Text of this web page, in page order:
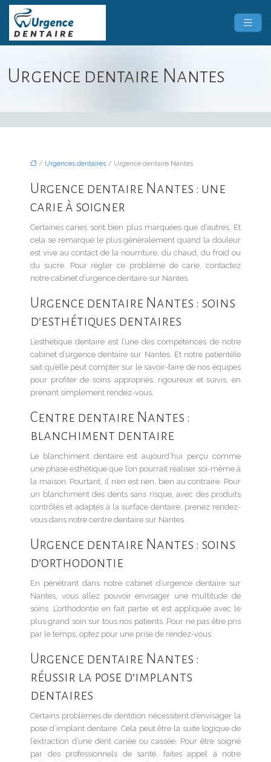
Urgence dentaire Nantes
/ Urgences dentaires / Urgence dentaire Nantes
Urgence dentaire Nantes : une
carie à soigner
Certaines caries sont bien plus marquées que d’autres. Et
cela se remarque le plus généralement quand la douleur
est vive au contact de la nourriture, du chaud, du froid ou
du sucre. Pour régler ce problème de carie, contactez
notre cabinet d’urgence dentaire sur Nantes.
Urgence dentaire Nantes : soins
d’esthétiques dentaires
L’esthétique dentaire est l’une des compétences de notre
cabinet d’urgence dentaire sur Nantes. Et notre patientèle
sait qu’elle peut compter sur le savoir-faire de nos équipes
pour profiter de soins appropriés, rigoureux et suivis, en
prenant simplement rendez-vous.
Centre dentaire Nantes :
blanchiment dentaire
Le blanchiment dentaire est aujourd’hui perçu comme
une phase esthétique que l’on pourrait réaliser soi-même à
la maison. Pourtant, il n’en est rien, bien au contraire. Pour
un blanchiment des dents sans risque, avec des produits
contrôlés et adaptés à la surface dentaire, prenez rendez-
vous dans notre centre dentaire sur Nantes.
Urgence dentaire Nantes : soins
d’orthodontie
En pénétrant dans notre cabinet d’urgence dentaire sur
Nantes, vous allez pouvoir envisager une multitude de
soins. L’orthodontie en fait partie et est appliquée avec le
plus grand soin sur tous nos patients. Pour ne pas être pris
par le temps, optez pour une prise de rendez-vous.
Urgence dentaire Nantes :
réussir la pose d’implants
dentaires
Certains problèmes de dentition nécessitent d’envisager la
pose d’implant dentaire. Cela peut être la suite logique de
l’extraction d’une dent cariée ou cassée. Pour être soigné
par des professionnels de santé, faites appel à notre